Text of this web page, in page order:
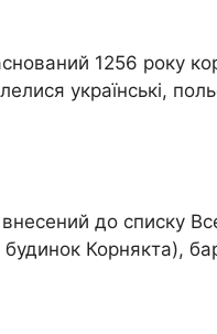
1256 року
українські,
до списку
Корнякта),